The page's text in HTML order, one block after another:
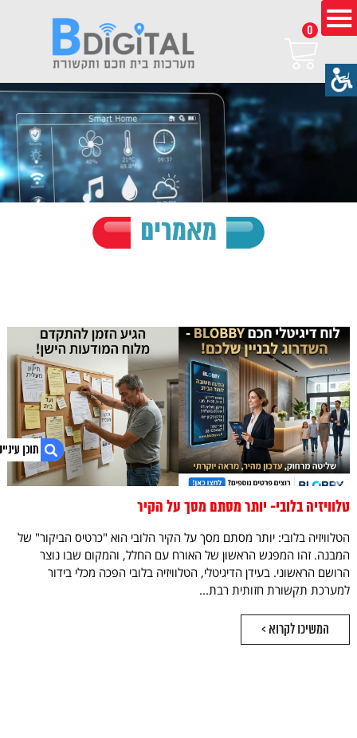
1. מאמרים
3. נגישות אתר
0
מאמרים
טלוויזיה בלובי- יותר מסתם מסך על הקיר
הטלוויזיה בלובי: יותר מסתם מסך על הקיר הלובי הוא "כרטיס הביקור" של
המבנה. זהו המפגש הראשון של האורח עם החלל, והמקום שבו נוצר
הרושם הראשוני. בעידן הדיגיטלי, הטלוויזיה בלובי הפכה מכלי בידור
למערכת תקשורת חזותית רבת...
המשיכו לקרוא >